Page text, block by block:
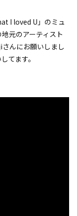
I loved U」のミュ
元のアーティスト
んにお願いしまし
てます。